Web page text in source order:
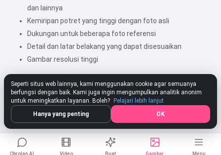
dan lainnya
Kemiripan potret yang tinggi dengan foto asli
Dukungan untuk beberapa foto referensi
Detail dan latar belakang yang dapat disesuaikan
Gambar resolusi tinggi
★★★★★4.80312 Pengaturan Beri Nilai
Obrolan AI Video Buat Gambar Menu
Seperti situs web lainnya, kami menggunakan cookie agar semuanya
berfungsi dengan baik. Kami juga ingin mengumpulkan analitik anonim
untuk meningkatkan layanan. Boleh?
Pelajari lebih lanjut
Hanya yang penting
OK